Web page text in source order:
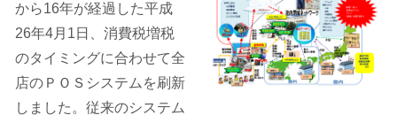
から16年が経過した平成
26年4月1日、消費税増税
のタイミングに合わせて全
店のＰＯＳシステムを刷新
しました。従来のシステム